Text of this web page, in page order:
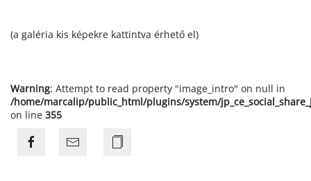
(a galéria kis képekre kattintva érhető el)
Warning: Attempt to read property "image_intro" on null in
/home/marcalip/public_html/plugins/system/
on line 355